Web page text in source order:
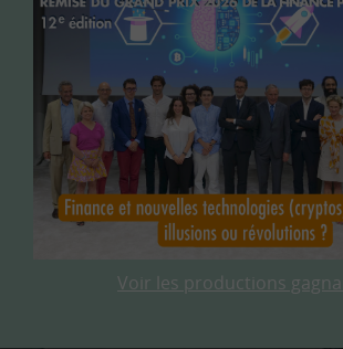
Voir les productions